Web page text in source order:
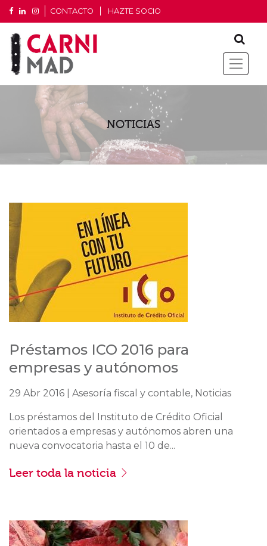
CONTACTO HAZTE SOCIO
NOTICIAS
Préstamos ICO 2016 para
empresas y autónomos
29 Abr 2016 | Asesoría fiscal y contable, Noticias
Los préstamos del Instituto de Crédito Oficial
orientados a empresas y autónomos abren una
nueva convocatoria hasta el 10 de...
Leer toda la noticia